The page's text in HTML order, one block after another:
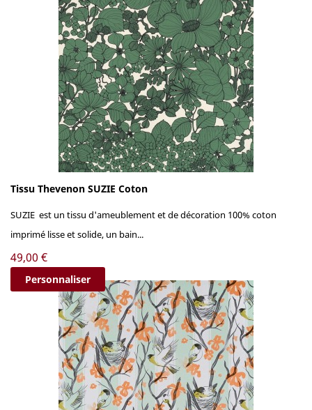
Tissu Thevenon SUZIE Coton
SUZIE est un tissu d'ameublement et de décoration 100% coton
imprimé lisse et solide, un bain...
Prix
49,00 €
Personnaliser